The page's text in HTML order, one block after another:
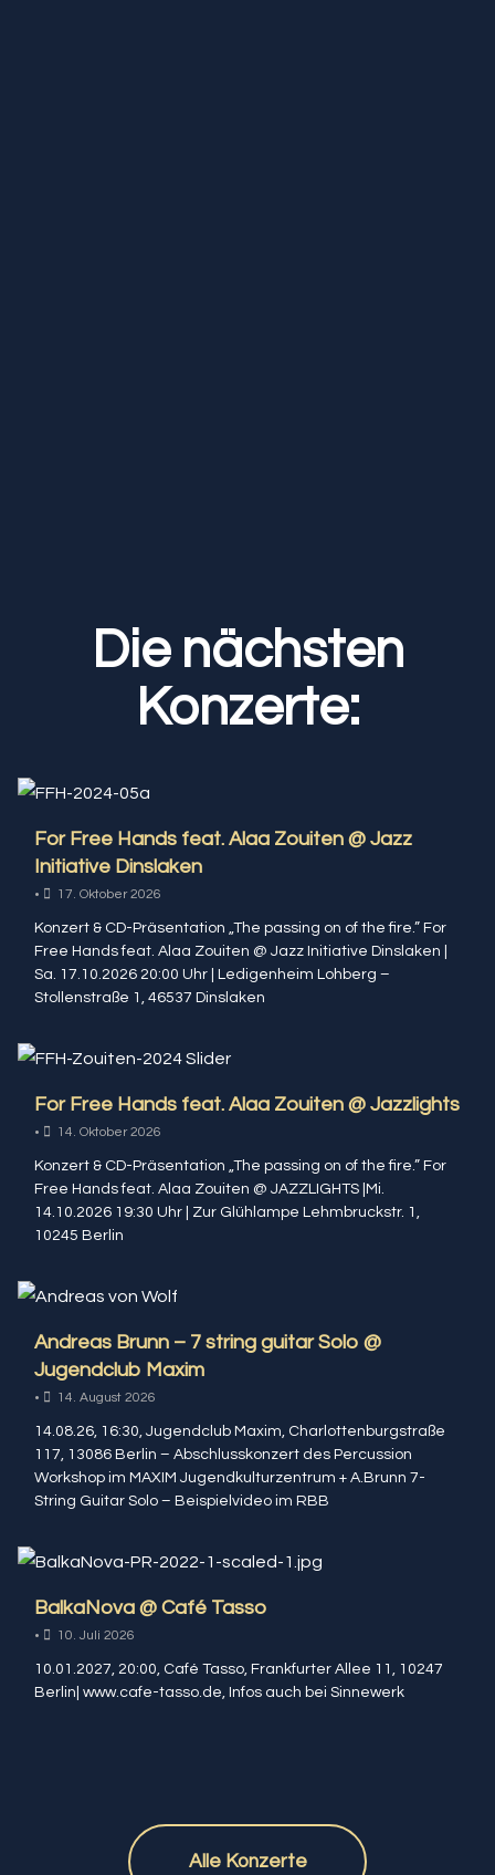
Die nächsten
Konzerte:
For Free Hands feat. Alaa Zouiten @ Jazz
Initiative Dinslaken
• 17. Oktober 2026
Konzert & CD-Präsentation „The passing on of the fire.” For
Free Hands feat. Alaa Zouiten @ Jazz Initiative Dinslaken |
Sa. 17.10.2026 20:00 Uhr | Ledigenheim Lohberg –
Stollenstraße 1, 46537 Dinslaken
For Free Hands feat. Alaa Zouiten @ Jazzlights
• 14. Oktober 2026
Konzert & CD-Präsentation „The passing on of the fire.” For
Free Hands feat. Alaa Zouiten @ JAZZLIGHTS |Mi.
14.10.2026 19:30 Uhr | Zur Glühlampe Lehmbruckstr. 1,
10245 Berlin
Andreas Brunn – 7 string guitar Solo @
Jugendclub Maxim
• 14. August 2026
14.08.26, 16:30, Jugendclub Maxim, Charlottenburgstraße
117, 13086 Berlin – Abschlusskonzert des Percussion
Workshop im MAXIM Jugendkulturzentrum + A.Brunn 7-
String Guitar Solo – Beispielvideo im RBB
BalkaNova @ Café Tasso
• 10. Juli 2026
10.01.2027, 20:00, Café Tasso, Frankfurter Allee 11, 10247
Berlin| www.cafe-tasso.de, Infos auch bei Sinnewerk
Alle Konzerte